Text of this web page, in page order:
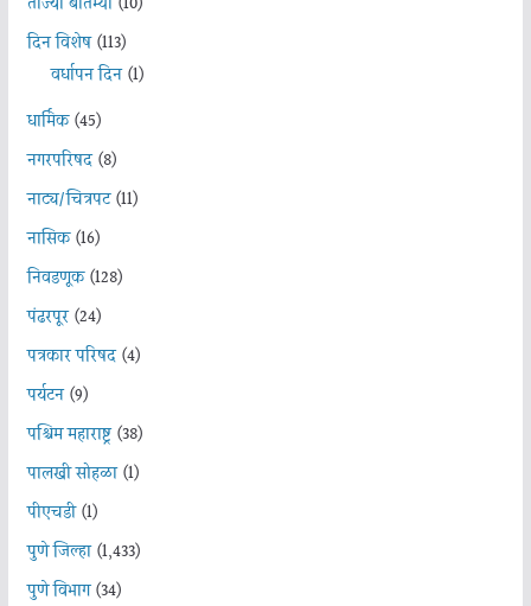
दिन विशेष(113)
वर्धापन दिन(1)
धार्मिक(45)
नगरपरिषद(8)
नाट्य/चित्रपट(11)
नासिक(16)
निवडणूक(128)
पंढरपूर(24)
पत्रकार परिषद(4)
पर्यटन(9)
पश्चिम महाराष्ट्र(38)
पालखी सोहळा(1)
पीएचडी(1)
पुणे जिल्हा(1,433)
पुणे विभाग(34)